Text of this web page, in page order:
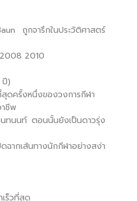
ถูกจารึกในประวัติศาสตร์
2010
ปี)
ดครั้งหนึ่งของวงการกีฬา
ชีพ
นทนนท์ ตอนนั้นยังเป็นดาวรุ่ง
ากเส้นทางนักกีฬาอย่างสง่า
ร็วที่สุด